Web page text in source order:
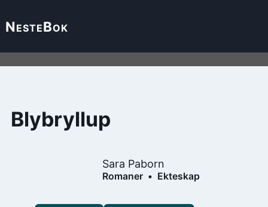
NesteBok
Blybryllup
Sara Paborn
Romaner Ekteskap